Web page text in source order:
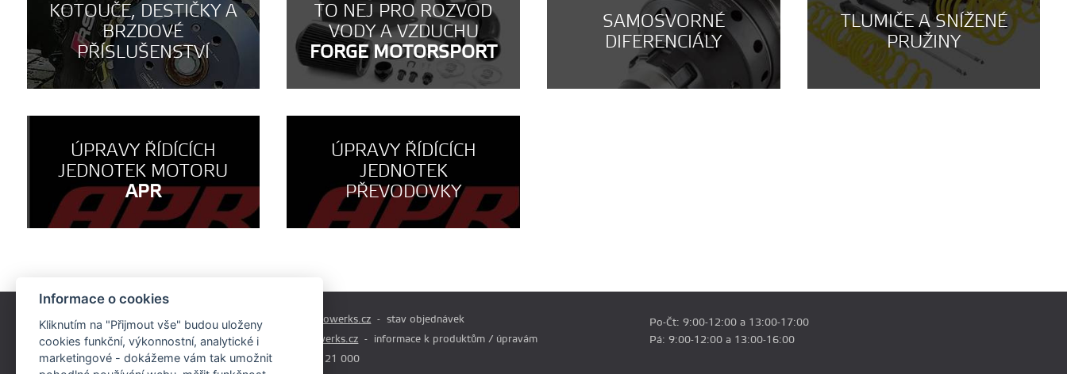
Informace o cookies
Kliknutím na "Přijmout vše" budou uloženy
cookies funkční, výkonnostní, analytické i
marketingové - dokážeme vám tak umožnit
KOTOUČE, DESTIČKY A
BRZDOVÉ
PŘÍSLUŠENSTVÍ
TO NEJ PRO ROZVOD
VODY A VZDUCHU
FORGE MOTORSPORT
SAMOSVORNÉ
DIFERENCIÁLY
TLUMIČE A SNÍŽENÉ
PRUŽINY
ÚPRAVY ŘÍDÍCÍCH
JEDNOTEK MOTORU
APR
ÚPRAVY ŘÍDÍCÍCH
JEDNOTEK
PŘEVODOVKY
Českobrodská 179
Praha - Běchovice
19011
prodej@autowerks.cz
stav objednávek
info@autowerks.cz
informace k produktům / úpravám
+420 721 121 000
Po-Čt: 9:00-12:00 a 13:00-17:00
Pá: 9:00-12:00 a 13:00-16:00